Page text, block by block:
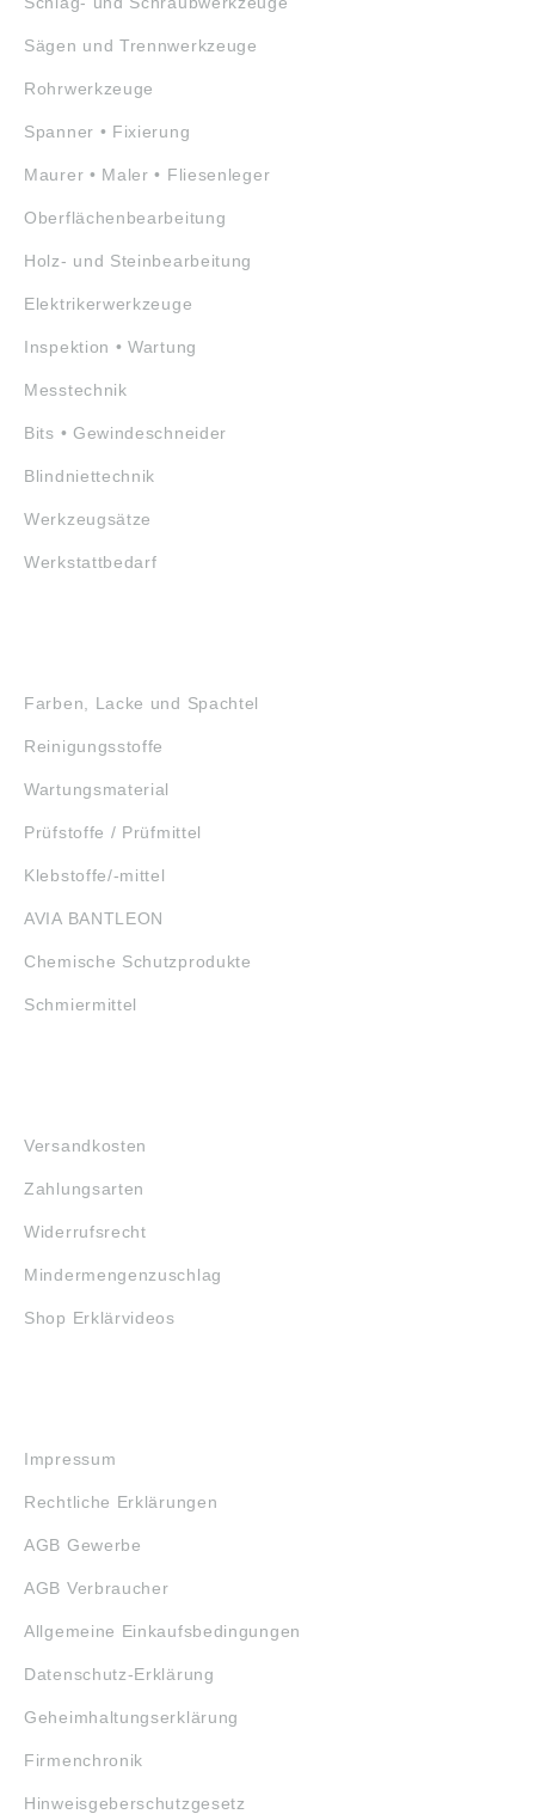
Sägen und Trennwerkzeuge
Rohrwerkzeuge
Spanner • Fixierung
Maurer • Maler • Fliesenleger
Oberflächenbearbeitung
Holz- und Steinbearbeitung
Elektrikerwerkzeuge
Inspektion • Wartung
Messtechnik
Bits • Gewindeschneider
Blindniettechnik
Werkzeugsätze
Werkstattbedarf
Farben, Lacke und Spachtel
Reinigungsstoffe
Wartungsmaterial
Prüfstoffe / Prüfmittel
Klebstoffe/-mittel
AVIA BANTLEON
Chemische Schutzprodukte
Schmiermittel
Versandkosten
Zahlungsarten
Widerrufsrecht
Mindermengenzuschlag
Shop Erklärvideos
Impressum
Rechtliche Erklärungen
AGB Gewerbe
AGB Verbraucher
Allgemeine Einkaufsbedingungen
Datenschutz-Erklärung
Geheimhaltungserklärung
Firmenchronik
Hinweisgeberschutzgesetz